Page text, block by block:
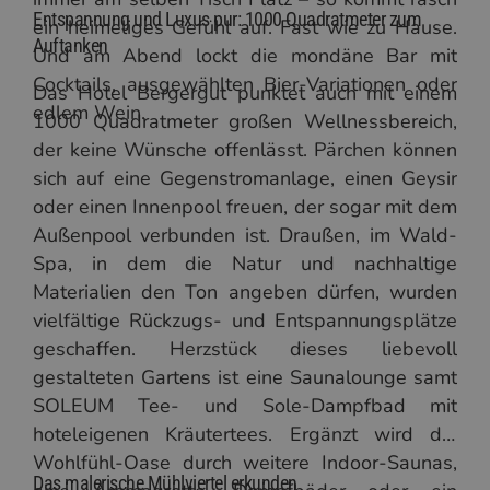
ein heimeliges Gefühl auf. Fast wie zu Hause.
Und am Abend lockt die mondäne Bar mit
Cocktails, ausgewählten Bier-Variationen oder
edlem Wein.
Entspannung und Luxus pur: 1000 Quadratmeter zum
Auftanken
Das Hotel Bergergut punktet auch mit einem
1000 Quadratmeter großen Wellnessbereich,
der keine Wünsche offenlässt. Pärchen können
sich auf eine Gegenstromanlage, einen Geysir
oder einen Innenpool freuen, der sogar mit dem
Außenpool verbunden ist. Draußen, im Wald-
Spa, in dem die Natur und nachhaltige
Materialien den Ton angeben dürfen, wurden
vielfältige Rückzugs- und Entspannungsplätze
geschaffen. Herzstück dieses liebevoll
gestalteten Gartens ist eine Saunalounge samt
SOLEUM Tee- und Sole-Dampfbad mit
hoteleigenen Kräutertees. Ergänzt wird die
Wohlfühl-Oase durch weitere Indoor-Saunas,
Das malerische Mühlviertel erkunden